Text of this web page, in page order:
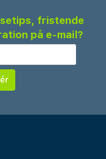
fristende
på e-mail?